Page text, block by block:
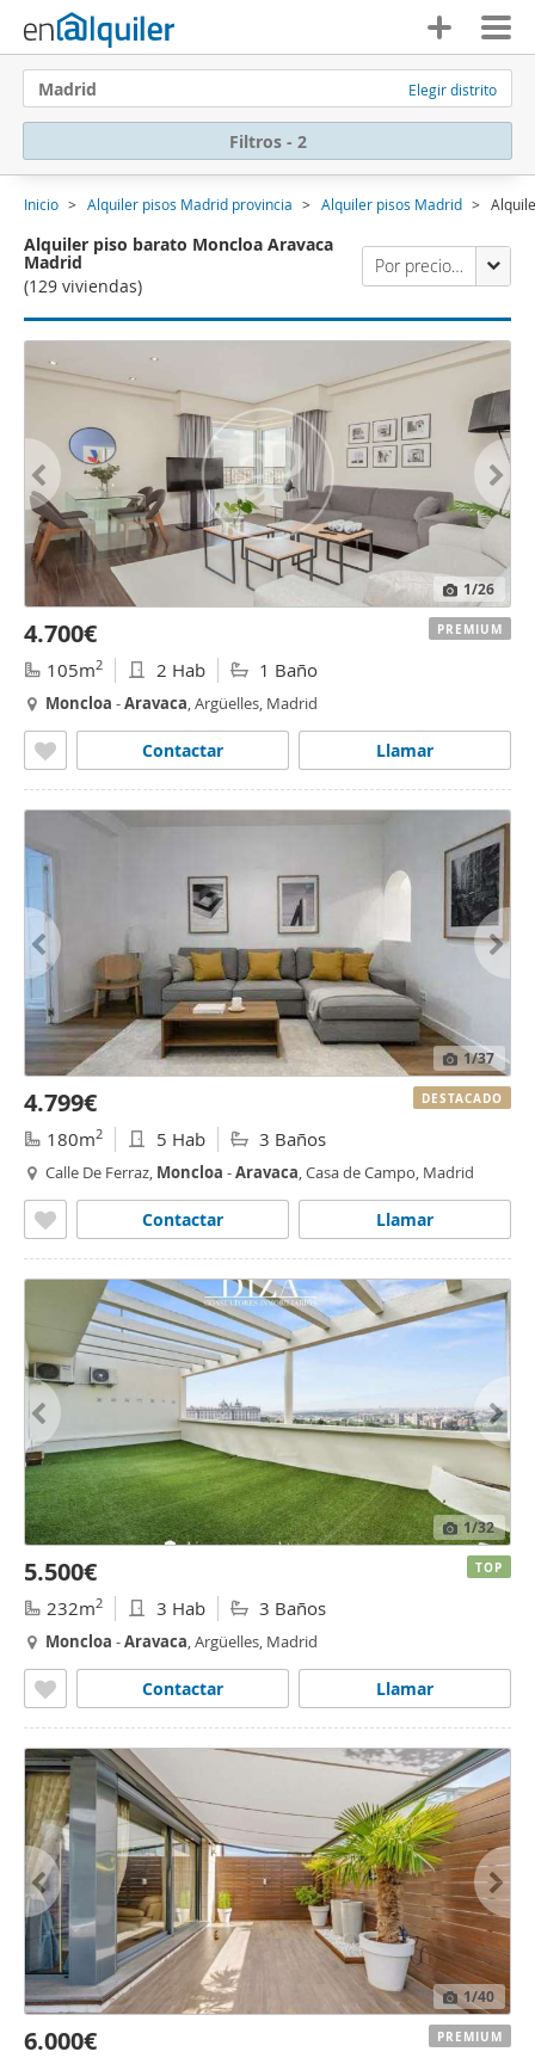
Madrid Elegir distrito
Filtros - 2
Inicio Alquiler pisos Madrid provincia Alquiler pisos Madrid
Alquiler piso barato Moncloa Aravaca
Madrid
(129 viviendas)
Por precio (primero los económicos)
1/26
4.700€
105m2 2 Hab 1 Baño
Moncloa -Aravaca, Argüelles, Madrid
Llamar
Contactar
PREMIUM
1/37
4.799€
180m2 5 Hab 3 Baños
Calle De Ferraz, Moncloa -Aravaca, Casa de Campo, Madrid
Llamar
Contactar
DESTACADO
1/32
5.500€
232m2 3 Hab 3 Baños
Moncloa -Aravaca, Argüelles, Madrid
Llamar
Contactar
TOP
1/40
6.000€ PREMIUM